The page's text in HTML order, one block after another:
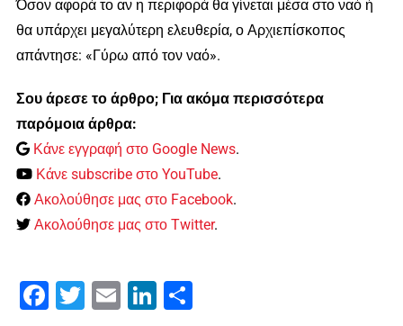
Όσον αφορά το αν η περιφορά θα γίνεται μέσα στο ναό ή
θα υπάρχει μεγαλύτερη ελευθερία, ο Αρχιεπίσκοπος
απάντησε: «Γύρω από τον ναό».
Σου άρεσε το άρθρο; Για ακόμα περισσότερα
παρόμοια άρθρα:
Κάνε εγγραφή στο Google News.
Κάνε subscribe στο YouTube.
Ακολούθησε μας στο Facebook.
Ακολούθησε μας στο Twitter.
Facebook
Twitter Email LinkedIn